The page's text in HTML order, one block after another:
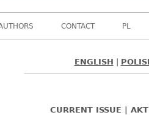
CONTACT PL
GłównyENGLISH
CURRENT ISSUE |